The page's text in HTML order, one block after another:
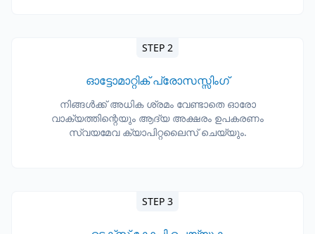
STEP 2
ഓട്ടോമാറ്റിക് പ്രോസസ്സിംഗ്
നിങ്ങൾക്ക് അധിക ശ്രമം വേണ്ടാതെ ഓരോ
വാക്യത്തിന്റെയും ആദ്യ അക്ഷരം ഉപകരണം
സ്വയമേവ ക്യാപിറ്റലൈസ് ചെയ്യും.
STEP 3